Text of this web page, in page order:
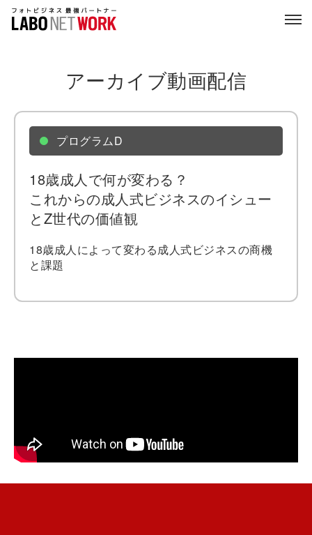
アーカイブ動画配信
プログラムD
18歳成人で何が変わる？
これからの成人式ビジネスのイシュー
とZ世代の価値観
18歳成人によって変わる成人式ビジネスの商機
と課題